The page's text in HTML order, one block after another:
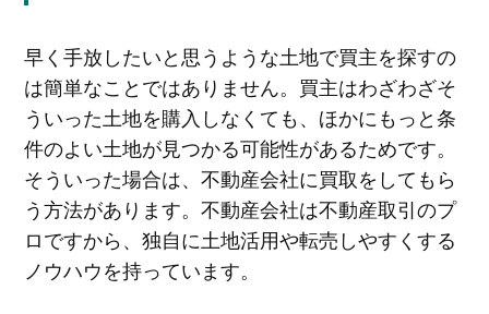
早く手放したいと思うような土地で買主を探すの
は簡単なことではありません。買主はわざわざそ
ういった土地を購入しなくても、ほかにもっと条
件のよい土地が見つかる可能性があるためです。
そういった場合は、不動産会社に買取をしてもら
う方法があります。不動産会社は不動産取引のプ
ロですから、独自に土地活用や転売しやすくする
ノウハウを持っています。